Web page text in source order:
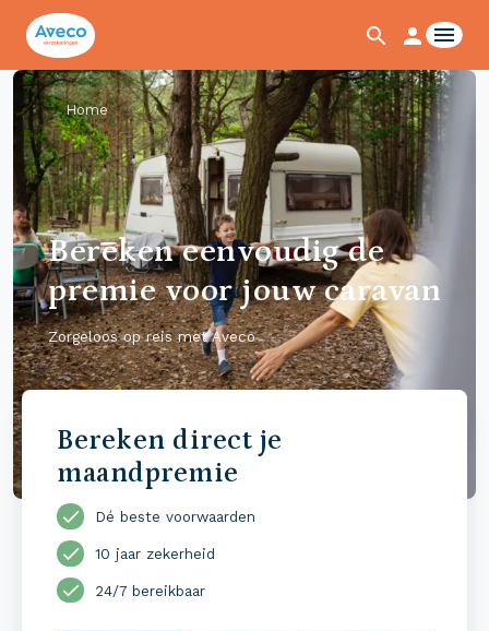
Home
Bereken eenvoudig de
premie voor jouw caravan
Zorgeloos op reis met Aveco
Bereken direct je
maandpremie
Dé beste voorwaarden
10 jaar zekerheid
24/7 bereikbaar